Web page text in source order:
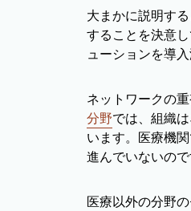
大まかに説明す
することを決意
ューションを導入
ネットワークの
分野では、組織
います。医療機
進んでいないので
医療以外の分野